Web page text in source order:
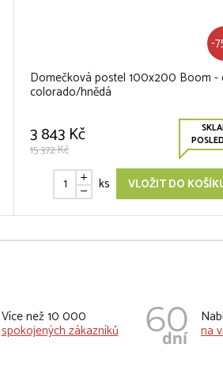
-
Domečková postel 100x200 Boom -
colorado/hnědá
3 843 Kč
15 372 Kč
ks VLOŽIT DO
Více než 10 000
spokojených zákazníků na